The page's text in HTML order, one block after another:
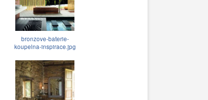
bronzove-baterie-
koupelna-inspirace.jpg